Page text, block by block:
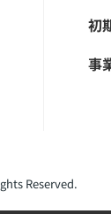
初
事
Reserved.